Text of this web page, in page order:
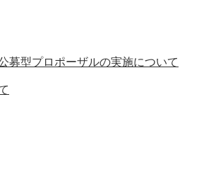
募型プロポーザルの実施について